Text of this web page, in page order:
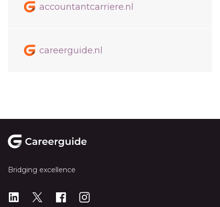
accountantcarriere.nl
careerguide.nl
Bridging excellence
LinkedIn
X Instagram